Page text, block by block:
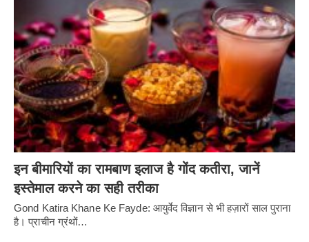
इन बीमारियों का रामबाण इलाज है गोंद कतीरा, जानें
इस्तेमाल करने का सही तरीका
Gond Katira Khane Ke Fayde: आयुर्वेद विज्ञान से भी हज़ारों साल पुराना
है। प्राचीन ग्रंथों…